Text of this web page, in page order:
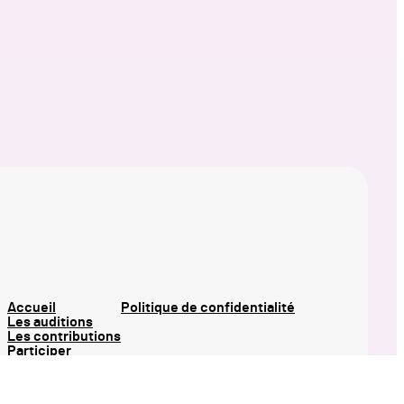
Accueil
Les auditions
Les contributions
Participer
Politique de confidentialité